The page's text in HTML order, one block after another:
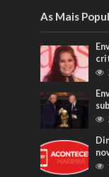
As Mais